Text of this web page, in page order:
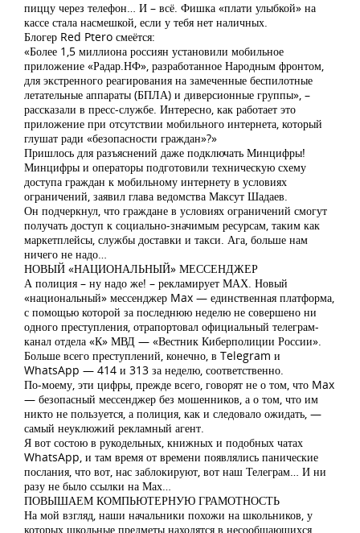
пиццу через телефон… И – всё. Фишка «плати улыбкой» на
кассе стала насмешкой, если у тебя нет наличных.
Блогер Red Ptero смеётся:
«Более 1,5 миллиона россиян установили мобильное
приложение «Радар.НФ», разработанное Народным фронтом,
для экстренного реагирования на замеченные беспилотные
летательные аппараты (БПЛА) и диверсионные группы», –
рассказали в пресс-службе. Интересно, как работает это
приложение при отсутствии мобильного интернета, который
глушат ради «безопасности граждан»?»
Пришлось для разъяснений даже подключать Минцифры!
Минцифры и операторы подготовили техническую схему
доступа граждан к мобильному интернету в условиях
ограничений, заявил глава ведомства Максут Шадаев.
Он подчеркнул, что граждане в условиях ограничений смогут
получать доступ к социально-значимым ресурсам, таким как
маркетплейсы, службы доставки и такси. Ага, больше нам
ничего не надо…
НОВЫЙ «НАЦИОНАЛЬНЫЙ» МЕССЕНДЖЕР
А полиция – ну надо же! – рекламирует МАХ. Новый
«национальный» мессенджер Max — единственная платформа,
с помощью которой за последнюю неделю не совершено ни
одного преступления, отрапортовал официальный телеграм-
канал отдела «К» МВД — «Вестник Киберполиции России».
Больше всего преступлений, конечно, в Telegram и
WhatsApp — 414 и 313 за неделю, соответственно.
По-моему, эти цифры, прежде всего, говорят не о том, что Max
— безопасный мессенджер без мошенников, а о том, что им
никто не пользуется, а полиция, как и следовало ожидать, —
самый неуклюжий рекламный агент.
Я вот состою в рукодельных, книжных и подобных чатах
WhatsApp, и там время от времени появлялись панические
послания, что вот, нас заблокируют, вот наш Телеграм… И ни
разу не было ссылки на Мах…
ПОВЫШАЕМ КОМПЬЮТЕРНУЮ ГРАМОТНОСТЬ
На мой взгляд, наши начальники похожи на школьников, у
которых школьные предметы находятся в несообщающихся